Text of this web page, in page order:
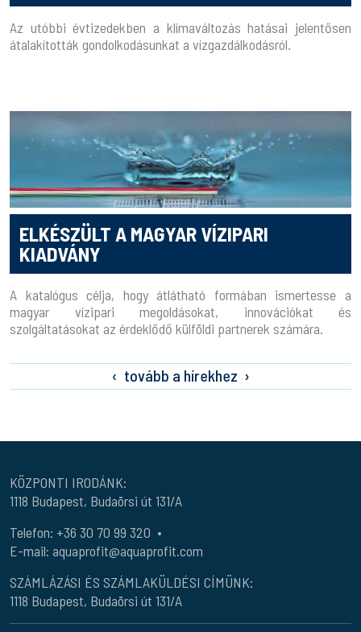
Az utóbbi évtizedekben a klímaváltozás hatásai jelentősen
átalakították gondolkodásunkat a vízgazdálkodásról.
ELKÉSZÜLT A MAGYAR VÍZIPARI
KIADVÁNY
A katalógus célja, hogy átlátható formában ismertesse a
magyar vízipari megoldásokat, innovációkat és
szolgáltatásokat az érdeklődő külföldi partnerek számára.
tovább a hírekhez
KÖZPONTI IRODÁNK:
1118 Budapest, Budaörsi út 131/A
Telefon: +36 30 70 99 320 •
E-mail: aquaprofit@aquaprofit.com
SZÁMLÁZÁSI ÉS SZÁMLAKÜLDÉSI CÍMÜNK:
1118 Budapest, Budaörsi út 131/A